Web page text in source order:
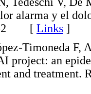
alarma y el
2 [ Links ]
Timoneda F,
project: an
and treatment.